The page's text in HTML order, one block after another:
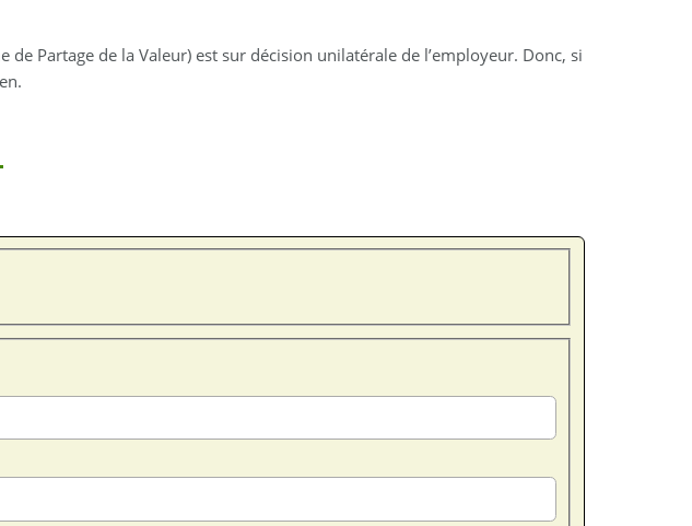
de Partage de la Valeur) est sur décision unilatérale de l’employeur. Donc, si